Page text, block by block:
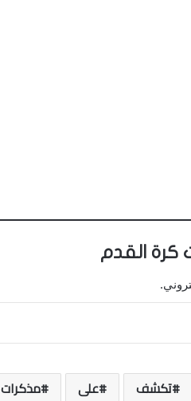
كرة القدم
تكشف على مذكرات